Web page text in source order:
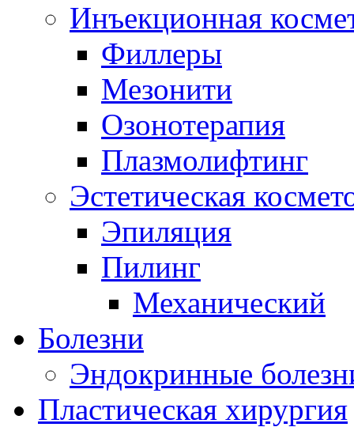
Инъекционная
Филлеры
Мезонити
Озонотерапия
Плазмолифтинг
Эстетическая
Эпиляция
Пилинг
Механический
Болезни
Эндокринные
Пластическая хирургия